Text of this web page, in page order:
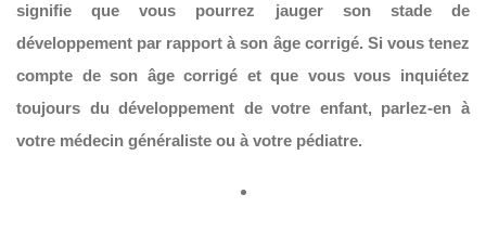
signifie que vous pourrez jauger son stade de
développement par rapport à son âge corrigé. Si vous tenez
compte de son âge corrigé et que vous vous inquiétez
toujours du développement de votre enfant, parlez-en à
votre médecin généraliste ou à votre pédiatre.